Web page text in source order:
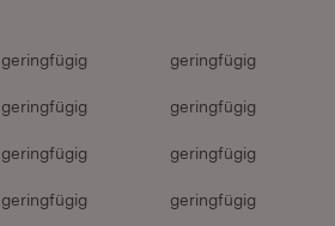
geringfügig geringfügig
geringfügig geringfügig
geringfügig geringfügig
geringfügig geringfügig